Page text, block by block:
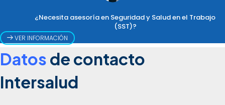
¿Necesita asesoría en Seguridad y Salud en el Trabajo
(SST)?
VER INFORMACIÓN
Datos de contacto
Intersalud